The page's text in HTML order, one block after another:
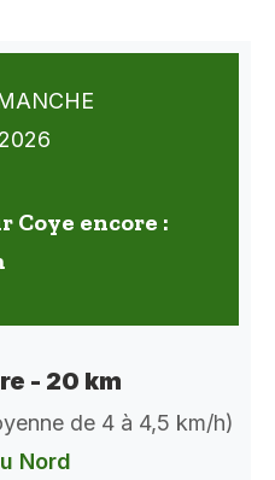
Coye encore :
- 20 km
de 4 à 4,5 km/h)
Nord